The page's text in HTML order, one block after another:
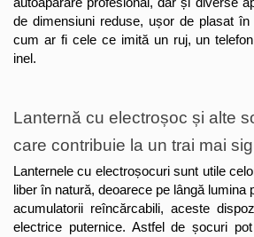
de dimensiuni reduse, ușor de plasat în
cum ar fi cele ce imită un ruj, un
inel.
Lanternă cu electroșoc și alte
care contribuie la un trai mai
Lanternele cu electroșocuri sunt utile
liber în natură, deoarece pe lângă lumina
acumulatorii reîncărcabili, aceste
electrice puternice. Astfel de șocuri